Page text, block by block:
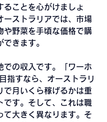
ることを心がけましょ
ーストラリアでは、市場
や野菜を手頃な価格で購
できます。
での収入です。「ワーホ
指すなら、オーストラリ
で月いくら稼げるかは重
です。そして、これは職
て大きく異なります。そ